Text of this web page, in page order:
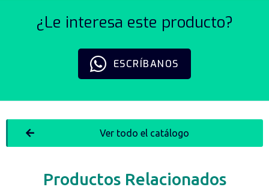
¿Le interesa este producto?
ESCRÍBANOS
Productos Relacionados
Ver todo el catálogo